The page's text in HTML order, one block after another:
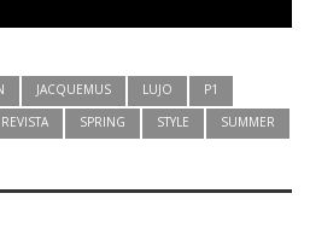
JACQUEMUS LUJO
P1
REVISTA SPRING STYLE SUMMER